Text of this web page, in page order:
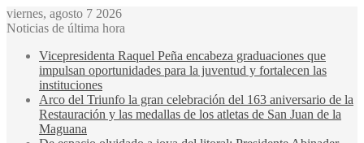
viernes, agosto 7 2026
Noticias de última hora
Vicepresidenta Raquel Peña encabeza graduaciones que
impulsan oportunidades para la juventud y fortalecen las
instituciones
Arco del Triunfo la gran celebración del 163 aniversario de la
Restauración y las medallas de los atletas de San Juan de la
Maguana